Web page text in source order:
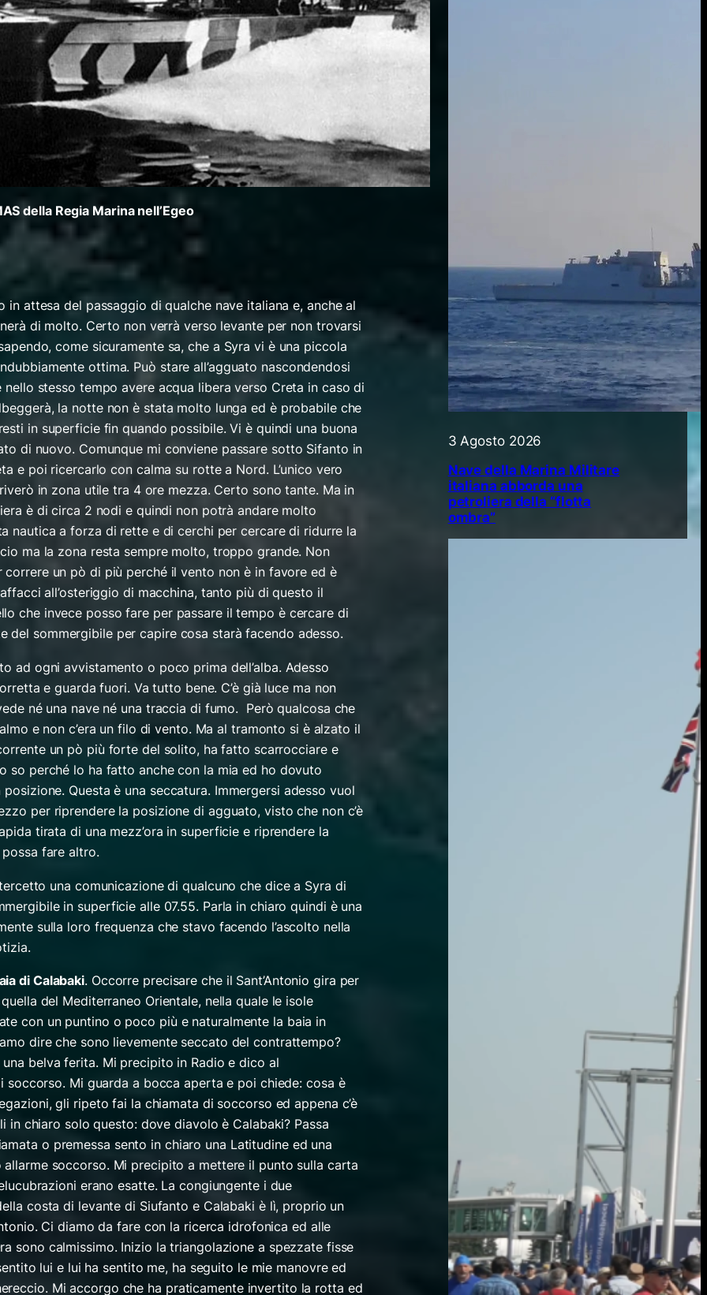
della Regia Marina nell’Egeo
in attesa del passaggio di qualche nave italiana e, anche al
di molto. Certo non verrà verso levante per non trovarsi
come sicuramente sa, che a Syra vi è una piccola
ottima. Può stare all’agguato nascondendosi
stesso tempo avere acqua libera verso Creta in caso di
la notte non è stata molto lunga ed è probabile che
in superficie fin quando possibile. Vi è quindi una buona
di nuovo. Comunque mi conviene passare sotto Sifanto in
e poi ricercarlo con calma su rotte a Nord. L’unico vero
in zona utile tra 4 ore mezza. Certo sono tante. Ma in
è di circa 2 nodi e quindi non potrà andare molto
nautica a forza di rette e di cerchi per cercare di ridurre la
ma la zona resta sempre molto, troppo grande. Non
un pò di più perché il vento non è in favore ed è
all’osteriggio di macchina, tanto più di questo il
che invece posso fare per passare il tempo è cercare di
del sommergibile per capire cosa starà facendo adesso.
ad ogni avvistamento o poco prima dell’alba. Adesso
e guarda fuori. Va tutto bene. C’è già luce ma non
né una nave né una traccia di fumo. Però qualcosa che
e non c’era un filo di vento. Ma al tramonto si è alzato il
un pò più forte del solito, ha fatto scarrocciare e
so perché lo ha fatto anche con la mia ed ho dovuto
Questa è una seccatura. Immergersi adesso vuol
per riprendere la posizione di agguato, visto che non c’è
tirata di una mezz’ora in superficie e riprendere la
fare altro.
una comunicazione di qualcuno che dice a Syra di
in superficie alle 07.55. Parla in chiaro quindi è una
sulla loro frequenza che stavo facendo l’ascolto nella
di Calabaki. Occorre precisare che il Sant’Antonio gira per
del Mediterraneo Orientale, nella quale le isole
con un puntino o poco più e naturalmente la baia in
dire che sono lievemente seccato del contrattempo?
belva ferita. Mi precipito in Radio e dico al
Mi guarda a bocca aperta e poi chiede: cosa è
gli ripeto fai la chiamata di soccorso ed appena c’è
in chiaro solo questo: dove diavolo è Calabaki? Passa
o premessa sento in chiaro una Latitudine ed una
soccorso. Mi precipito a mettere il punto sulla carta
erano esatte. La congiungente i due
costa di levante di Siufanto e Calabaki è lì, proprio un
Ci diamo da fare con la ricerca idrofonica ed alle
sono calmissimo. Inizio la triangolazione a spezzate fisse
lui e lui ha sentito me, ha seguito le mie manovre ed
Mi accorgo che ha praticamente invertito la rotta ed
3 Agosto 2026
Nave della Marina Militare
italiana abborda una
petroliera della “flotta
ombra”